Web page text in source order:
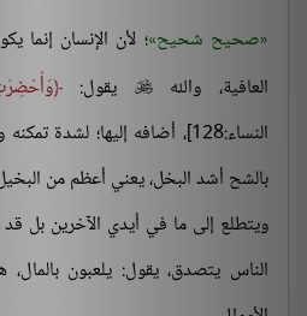
صحيح شحيح ؛ لأن الإنسان
العافية، والله يقول:
النساء:128]، أضافه إليها؛ لشدة
بالشح أشد البخل، يعني أعظم من
ويتطلع إلى ما في أيدي الآخرين بل
الناس يتصدق، يقول: يلعبون بالمال،